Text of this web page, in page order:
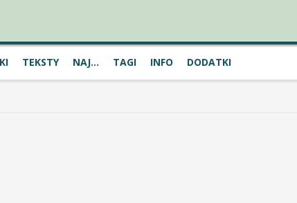
TEKSTY NAJ... TAGI INFO DODATKI